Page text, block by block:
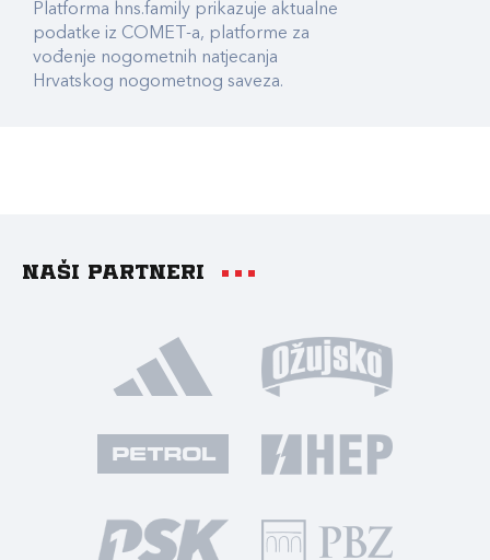
Platforma hns.family prikazuje aktualne
podatke iz COMET-a, platforme za
vođenje nogometnih natjecanja
Hrvatskog nogometnog saveza.
Naši partneri